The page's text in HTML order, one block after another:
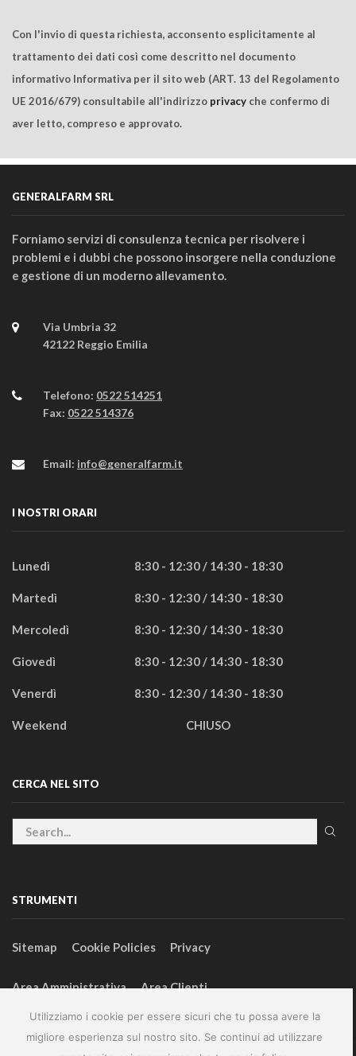
Utilizziamo i cookie per essere sicuri che tu possa avere la
migliore esperienza sul nostro sito. Se continui ad utilizzare
Con l'invio di questa richiesta, acconsento esplicitamente al
trattamento dei dati così come descritto nel documento
informativo Informativa per il sito web (ART. 13 del Regolamento
UE 2016/679) consultabile all'indirizzo privacy che confermo di
aver letto, compreso e approvato.
GENERALFARM SRL
Forniamo servizi di consulenza tecnica per risolvere i
problemi e i dubbi che possono insorgere nella conduzione
e gestione di un moderno allevamento.
Via Umbria 32
42122 Reggio Emilia
Telefono: 0522 514251
Fax: 0522 514376
Email: info@generalfarm.it
I NOSTRI ORARI
Lunedì 8:30 - 12:30 / 14:30 - 18:30
Martedì 8:30 - 12:30 / 14:30 - 18:30
Mercoledì 8:30 - 12:30 / 14:30 - 18:30
Giovedì 8:30 - 12:30 / 14:30 - 18:30
Venerdì 8:30 - 12:30 / 14:30 - 18:30
Weekend CHIUSO
CERCA NEL SITO
STRUMENTI
Sitemap Cookie Policies Privacy
Area Amministrativa Area Clienti